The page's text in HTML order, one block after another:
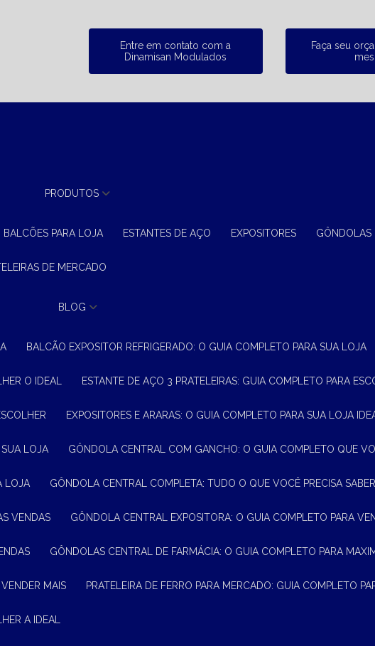
Entre em contato com a
Dinamisan Modulados
Faça seu
PRODUTOS
BALCÕES PARA LOJA ESTANTES DE AÇO EXPOSITORES
DE MERCADO
BLOG
BALCÃO EXPOSITOR REFRIGERADO: O GUIA COMPLETO PARA SUA LOJA
O IDEAL ESTANTE DE AÇO 3 PRATELEIRAS: GUIA COMPLETO PARA
EXPOSITORES E ARARAS: O GUIA COMPLETO PARA SUA LOJA
LOJA GÔNDOLA CENTRAL COM GANCHO: O GUIA COMPLETO QUE
LOJA GÔNDOLA CENTRAL COMPLETA: TUDO O QUE VOCÊ PRECISA SABER
VENDAS GÔNDOLA CENTRAL EXPOSITORA: O GUIA COMPLETO PARA
GÔNDOLAS CENTRAL DE FARMÁCIA: O GUIA COMPLETO PARA
MAIS PRATELEIRA DE FERRO PARA MERCADO: GUIA COMPLETO
A IDEAL